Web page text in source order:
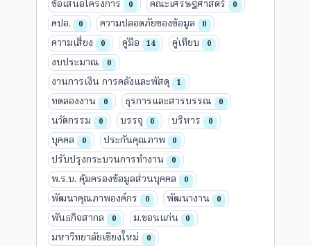
ข้อเสนอโครงการ 0 คณะเศรษฐศาสตร์ 0
คปอ. 0 ความปลอดภัยของข้อมูล 0
ความเสี่ยง 0 คู่มือ 14 คู่เทียบ 0
งบประมาณ 0
งานการเงิน การคลังและพัสดุ 1
ทดลองงาน 0 ธุรการและสารบรรณ 0
นวัตกรรม 0 บรรจุ 0 บริหาร 0
บุคคล 0 ประกันคุณภาพ 0
ปรับปรุงกระบวนการทำงาน 0
พ.ร.บ. คุ้มครองข้อมูลส่วนบุคคล 0
พัฒนาคุณภาพองค์กร 0 พัฒนางาน 0
พันธกิจสากล 0 ม.ขอนแก่น 0
มหาวิทยาลัยเชียงใหม่ 0